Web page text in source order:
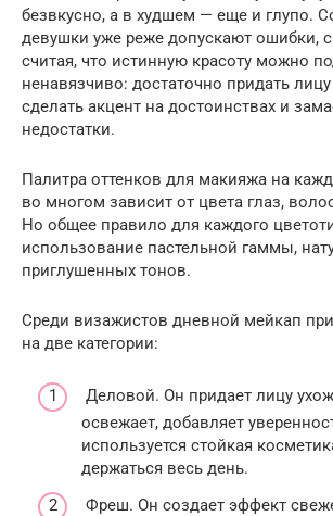
безвкусно, а в худшем — еще и глупо.
девушки уже реже допускают ошибки,
считая, что истинную красоту можно
ненавязчиво: достаточно придать
сделать акцент на достоинствах и
недостатки.
Палитра оттенков для макияжа на
во многом зависит от цвета глаз,
Но общее правило для каждого
использование пастельной гаммы,
приглушенных тонов.
Среди визажистов дневной мейкап
на две категории:
Деловой. Он придает лицу
освежает, добавляет
используется стойкая
держаться весь день.
Фреш. Он создает эффект